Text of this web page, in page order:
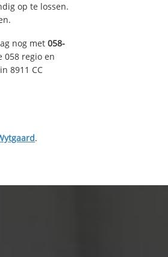
op te lossen.
nog met 058-
058 regio en
8911 CC
.